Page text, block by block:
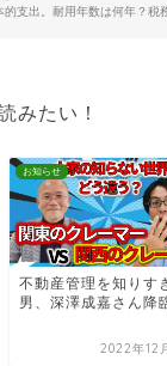
支出。耐用年数は何年？税
みたい！
お知らせ
不動産管理を知りす
男、深澤成嘉さん降
2022年12